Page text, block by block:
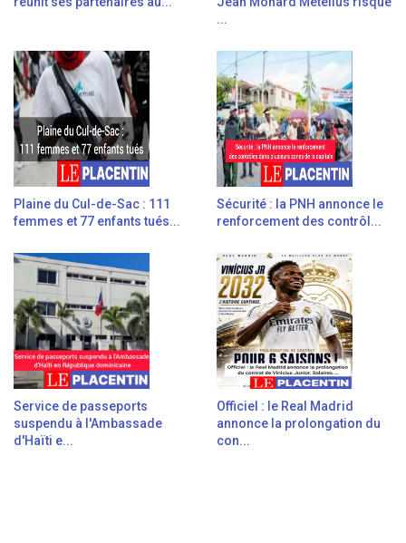
...
Plaine du Cul-de-Sac : 111
femmes et 77 enfants tués...
Sécurité : la PNH annonce le
renforcement des contrôl...
Service de passeports
suspendu à l'Ambassade
d'Haïti e...
Officiel : le Real Madrid
annonce la prolongation du
con...